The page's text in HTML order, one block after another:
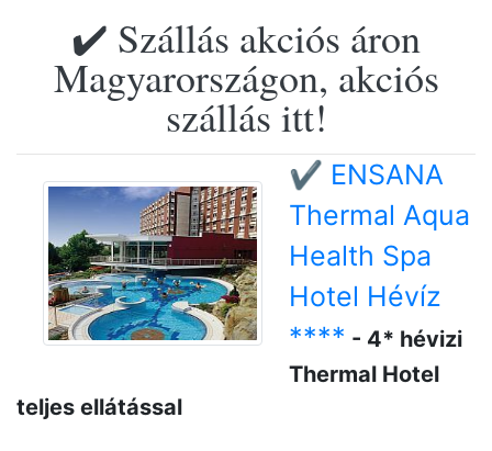
✔️ Szállás akciós áron
Magyarországon, akciós
szállás itt!
✔️ ENSANA
Thermal Aqua
Health Spa
Hotel Hévíz
**** - 4* hévizi
Thermal Hotel
teljes ellátással